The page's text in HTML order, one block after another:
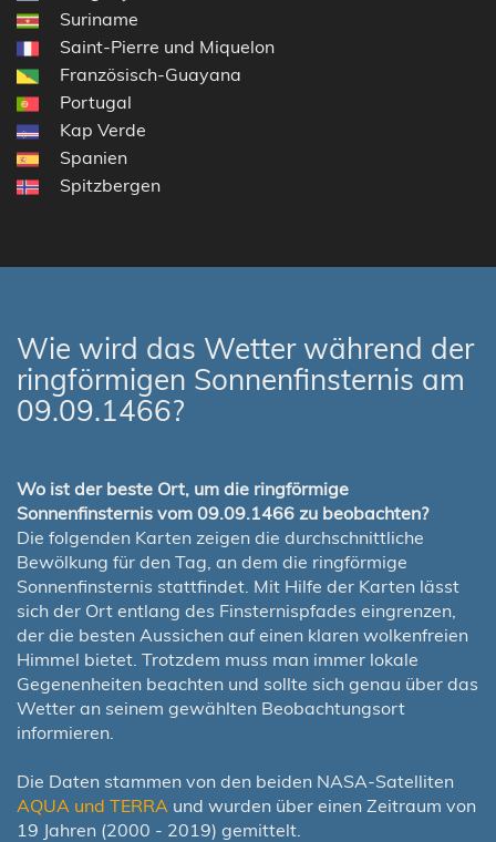
Suriname
Saint-Pierre und Miquelon
Französisch-Guayana
Portugal
Kap Verde
Spanien
Spitzbergen
Wie wird das Wetter während der
ringförmigen Sonnenfinsternis am
09.09.1466?
Wo ist der beste Ort, um die ringförmige
Sonnenfinsternis vom 09.09.1466 zu beobachten?
Die folgenden Karten zeigen die durchschnittliche
Bewölkung für den Tag, an dem die ringförmige
Sonnenfinsternis stattfindet. Mit Hilfe der Karten lässt
sich der Ort entlang des Finsternispfades eingrenzen,
der die besten Aussichen auf einen klaren wolkenfreien
Himmel bietet. Trotzdem muss man immer lokale
Gegenenheiten beachten und sollte sich genau über das
Wetter an seinem gewählten Beobachtungsort
informieren.
Die Daten stammen von den beiden NASA-Satelliten
AQUA und TERRA und wurden über einen Zeitraum von
19 Jahren (2000 - 2019) gemittelt.